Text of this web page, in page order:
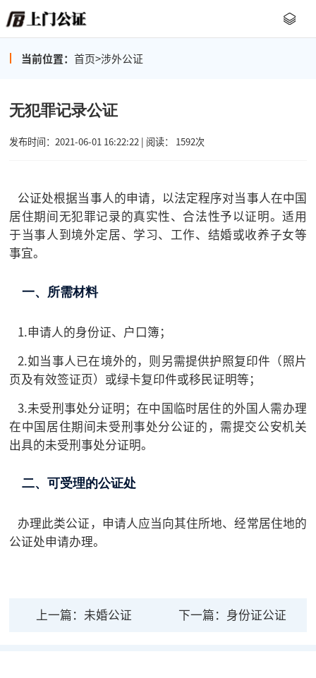
当前位置： 首页>涉外公证
无犯罪记录公证
发布时间：2021-06-01 16:22:22 | 阅读： 1592次
公证处根据当事人的申请，以法定程序对当事人在中国
居住期间无犯罪记录的真实性、合法性予以证明。适用
于当事人到境外定居、学习、工作、结婚或收养子女等
事宜。
一、所需材料
1.申请人的身份证、户口簿；
2.如当事人已在境外的，则另需提供护照复印件（照片
页及有效签证页）或绿卡复印件或移民证明等；
3.未受刑事处分证明；在中国临时居住的外国人需办理
在中国居住期间未受刑事处分公证的，需提交公安机关
出具的未受刑事处分证明。
二、可受理的公证处
办理此类公证，申请人应当向其住所地、经常居住地的
公证处申请办理。
上一篇： 未婚公证 下一篇： 身份证公证